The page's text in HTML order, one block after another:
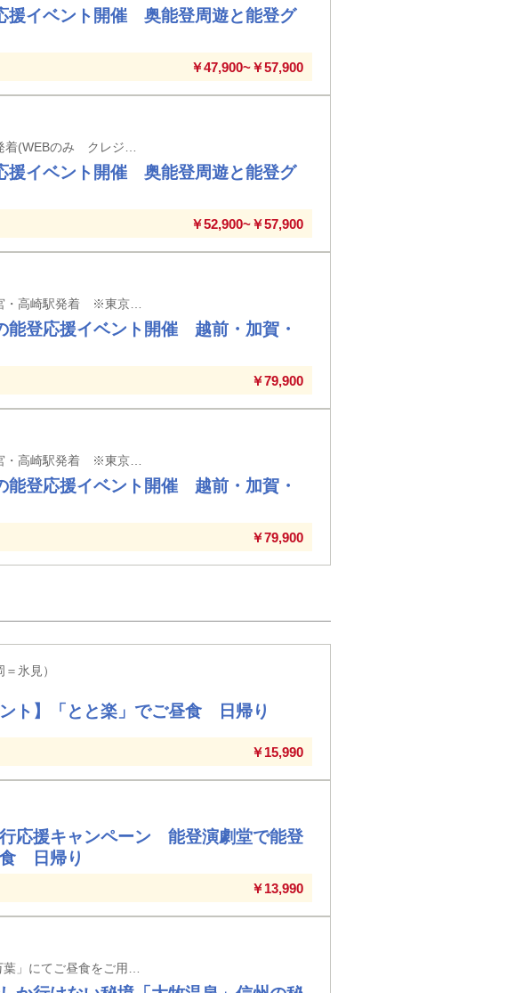
援イベント開催 奥能登周遊と能登グ
￥47,900~￥57,900
援イベント開催 奥能登周遊と能登グ
￥52,900~￥57,900
能登応援イベント開催 越前・加賀・
￥79,900
能登応援イベント開催 越前・加賀・
￥79,900
氷見）
ト】「とと楽」でご昼食 日帰り
￥15,990
応援キャンペーン 能登演劇堂で能登
食 日帰り
￥13,990